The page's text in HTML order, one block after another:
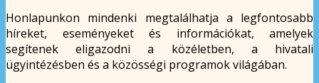
Honlapunkon mindenki megtalálhatja a legfontosabb
híreket, eseményeket és információkat, amelyek
segítenek eligazodni a közéletben, a hivatali
ügyintézésben és a közösségi programok világában.